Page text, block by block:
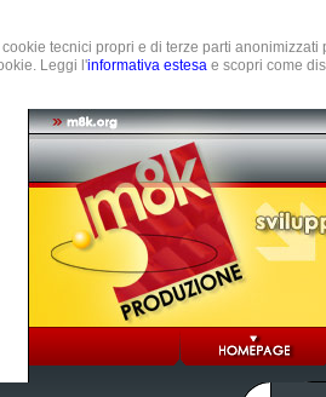
tecnici propri e di terze parti
Leggi l'informativa estesa e scopri come